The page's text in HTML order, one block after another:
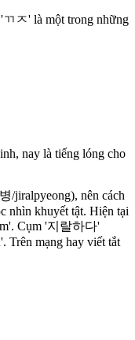
ㄲㅈ' là một trong những
nay là tiếng lóng cho
/jiralpyeong), nên cách
nhìn khuyết tật. Hiện tại
Cụm '지랄하다'
Trên mạng hay viết tắt